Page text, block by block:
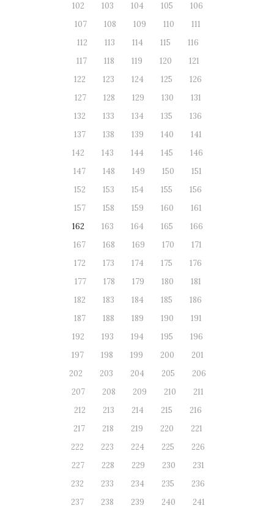
102
103 104 105
106
107
108 109 110
111
112
113 114 115
116
117
118 119 120
121
122
123 124 125
126
127
128 129 130
131
132
133 134 135
136
137
138 139 140
141
142
143 144 145
146
147
148 149 150
151
152
153 154 155
156
157
158 159 160
161
162
163 164 165
166
167
168 169 170
171
172
173 174 175
176
177
178 179 180
181
182
183 184 185
186
187
188 189 190
191
192
193 194 195
196
197
198 199 200
201
202
203 204 205
206
207
208 209 210
211
212
213 214 215
216
217
218 219 220
221
222
223 224 225
226
227
228 229 230
231
232
233 234 235
236
237
238 239 240
241